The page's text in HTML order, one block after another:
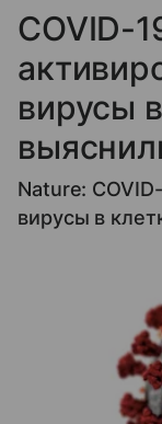
COVID-
вирусы
Nature:
вирусы в